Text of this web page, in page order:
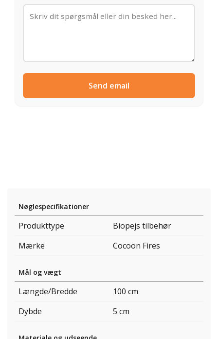
Send email
Nøglespecifikationer
Produkttype
Biopejs tilbehør
Mærke
Cocoon Fires
Mål og vægt
Længde/Bredde
100 cm
Dybde
5 cm